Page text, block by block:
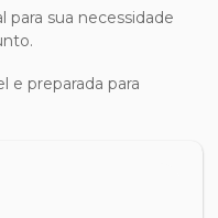
e preparada para